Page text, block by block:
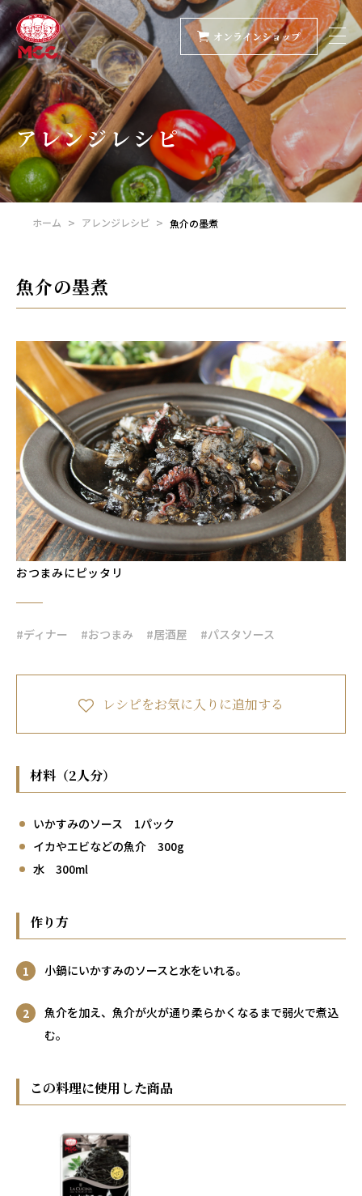
オンラインショップ
アレンジレシピ
ホーム アレンジレシピ 魚介の墨煮
魚介の墨煮
おつまみにピッタリ
#ディナー #おつまみ #居酒屋 #パスタソース
レシピをお気に入りに追加する
材料（2人分）
いかすみのソース 1パック
イカやエビなどの魚介 300g
水 300ml
作り方
小鍋にいかすみのソースと水をいれる。
魚介を加え、魚介が火が通り柔らかくなるまで弱火で煮込
む。
この料理に使用した商品